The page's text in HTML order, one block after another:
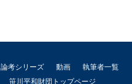
論考シリーズ 動画
執筆者一覧
笹川平和財団トップページ